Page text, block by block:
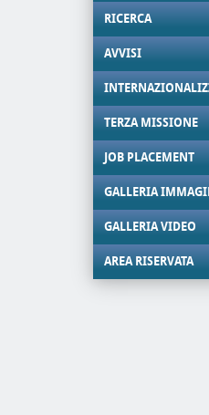
RICERCA
AVVISI
TERZA MISSIONE
JOB PLACEMENT
GALLERIA
GALLERIA VIDEO
AREA RISERVATA